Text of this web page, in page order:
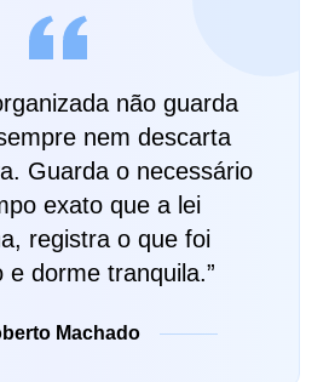
não guarda
nem descarta
Guarda o necessário
exato que a lei
registra o que foi
e dorme tranquila.”
Machado